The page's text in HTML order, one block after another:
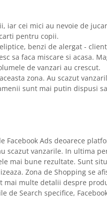
iar cei mici au nevoie de
pentru copii.
benzi de alergat -
sa faca miscare si acasa.
de vanzari au crescut.
zona. Au scazut
sunt mai putin dispusi
Ads deoarece
scazut vanzarile. In ultima
mai bune rezultate. Sunt
Zona de Shopping se
mai multe detalii despre
de Search specifice,